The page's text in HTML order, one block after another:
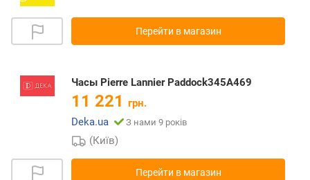
Перейти в магазин
Часы Pierre Lannier Paddock345A469
11 221 грн.
Deka.ua
З нами 9 років
(Київ)
Перейти в магазин